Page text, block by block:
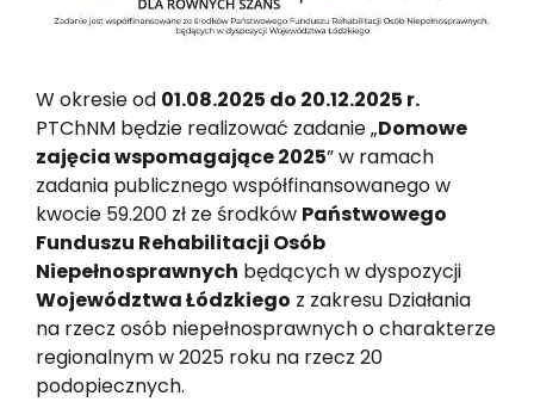
W okresie od 01.08.2025 do 20.12.2025 r.
PTChNM będzie realizować zadanie „Domowe
zajęcia wspomagające 2025” w ramach
zadania publicznego współfinansowanego w
kwocie 59.200 zł ze środków Państwowego
Funduszu Rehabilitacji Osób
Niepełnosprawnych będących w dyspozycji
Województwa Łódzkiego z zakresu Działania
na rzecz osób niepełnosprawnych o charakterze
regionalnym w 2025 roku na rzecz 20
podopiecznych.